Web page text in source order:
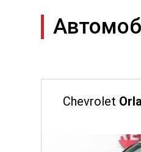
Chevrolet